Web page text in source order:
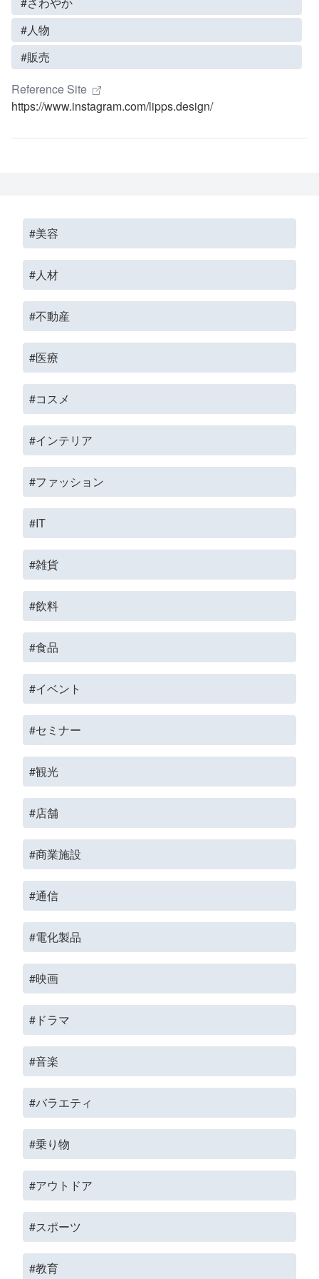
#人物
#販売
Reference Site
https://www.instagram.com/lipps.design/
#美容
#人材
#不動産
#医療
#コスメ
#インテリア
#ファッション
#IT
#雑貨
#飲料
#食品
#イベント
#セミナー
#観光
#店舗
#商業施設
#通信
#電化製品
#映画
#ドラマ
#音楽
#バラエティ
#乗り物
#アウトドア
#スポーツ
#教育